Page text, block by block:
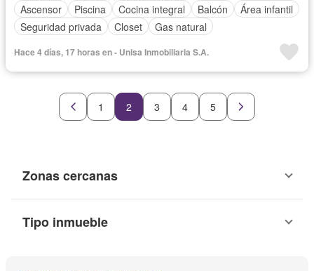
Ascensor
Piscina Cocina integral Balcón
Área infantil
Seguridad privada
Closet Gas natural
Hace 4 días, 17 horas en - Unisa Inmobiliaria S.A.
1 2 3 4 5
Zonas cercanas
Tipo inmueble